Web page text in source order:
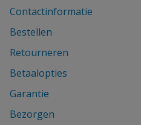
Contactinformatie
Bestellen
Retourneren
Betaalopties
Garantie
Bezorgen